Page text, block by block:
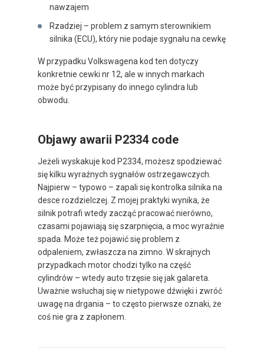
nawzajem
Rzadziej – problem z samym sterownikiem
silnika (ECU), który nie podaje sygnału na cewkę
W przypadku Volkswagena kod ten dotyczy
konkretnie cewki nr 12, ale w innych markach
może być przypisany do innego cylindra lub
obwodu.
Objawy awarii P2334 code
Jeżeli wyskakuje kod P2334, możesz spodziewać
się kilku wyraźnych sygnałów ostrzegawczych.
Najpierw – typowo – zapali się kontrolka silnika na
desce rozdzielczej. Z mojej praktyki wynika, że
silnik potrafi wtedy zacząć pracować nierówno,
czasami pojawiają się szarpnięcia, a moc wyraźnie
spada. Może też pojawić się problem z
odpaleniem, zwłaszcza na zimno. W skrajnych
przypadkach motor chodzi tylko na część
cylindrów – wtedy auto trzęsie się jak galareta.
Uważnie wsłuchaj się w nietypowe dźwięki i zwróć
uwagę na drgania – to często pierwsze oznaki, że
coś nie gra z zapłonem.